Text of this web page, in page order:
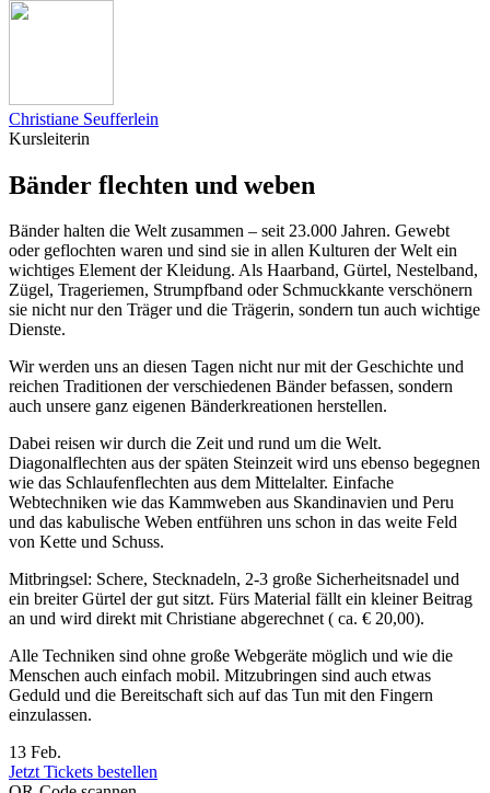
Christiane Seufferlein
Kursleiterin
Bänder flechten und weben
Bänder halten die Welt zusammen – seit 23.000 Jahren. Gewebt
oder geflochten waren und sind sie in allen Kulturen der Welt ein
wichtiges Element der Kleidung. Als Haarband, Gürtel, Nestelband,
Zügel, Trageriemen, Strumpfband oder Schmuckkante verschönern
sie nicht nur den Träger und die Trägerin, sondern tun auch wichtige
Dienste.
Wir werden uns an diesen Tagen nicht nur mit der Geschichte und
reichen Traditionen der verschiedenen Bänder befassen, sondern
auch unsere ganz eigenen Bänderkreationen herstellen.
Dabei reisen wir durch die Zeit und rund um die Welt.
Diagonalflechten aus der späten Steinzeit wird uns ebenso begegnen
wie das Schlaufenflechten aus dem Mittelalter. Einfache
Webtechniken wie das Kammweben aus Skandinavien und Peru
und das kabulische Weben entführen uns schon in das weite Feld
von Kette und Schuss.
Mitbringsel: Schere, Stecknadeln, 2-3 große Sicherheitsnadel und
ein breiter Gürtel der gut sitzt. Fürs Material fällt ein kleiner Beitrag
an und wird direkt mit Christiane abgerechnet ( ca. € 20,00).
Alle Techniken sind ohne große Webgeräte möglich und wie die
Menschen auch einfach mobil. Mitzubringen sind auch etwas
Geduld und die Bereitschaft sich auf das Tun mit den Fingern
einzulassen.
13 Feb.
Jetzt Tickets bestellen